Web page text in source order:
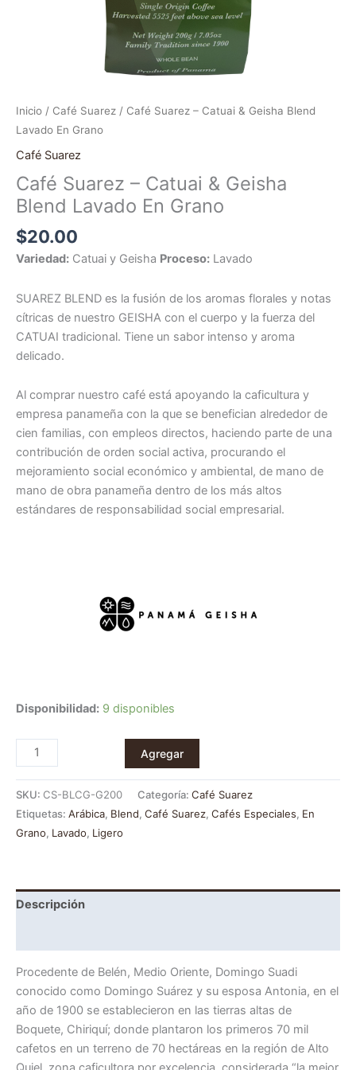
Inicio / Café Suarez / Café Suarez – Catuai & Geisha Blend
Lavado En Grano
Café Suarez
Café Suarez – Catuai & Geisha
Blend Lavado En Grano
$20.00
Variedad: Catuai y Geisha Proceso: Lavado
SUAREZ BLEND es la fusión de los aromas florales y notas
cítricas de nuestro GEISHA con el cuerpo y la fuerza del
CATUAI tradicional. Tiene un sabor intenso y aroma
delicado.
Al comprar nuestro café está apoyando la caficultura y
empresa panameña con la que se benefician alrededor de
cien familias, con empleos directos, haciendo parte de una
contribución de orden social activa, procurando el
mejoramiento social económico y ambiental, de mano de
mano de obra panameña dentro de los más altos
estándares de responsabilidad social empresarial.
Disponibilidad: 9 disponibles
Agregar
SKU: CS-BLCG-G200 Categoría: Café Suarez
Etiquetas: Arábica, Blend, Café Suarez, Cafés Especiales, En
Grano, Lavado, Ligero
Descripción
Procedente de Belén, Medio Oriente, Domingo Suadi
conocido como Domingo Suárez y su esposa Antonia, en el
año de 1900 se establecieron en las tierras altas de
Boquete, Chiriquí; donde plantaron los primeros 70 mil
cafetos en un terreno de 70 hectáreas en la región de Alto